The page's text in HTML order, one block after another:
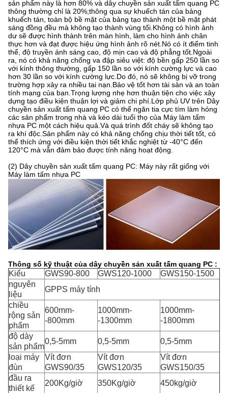
sản phẩm này là hơn 80% và dây chuyền sản xuất tấm quang PC
thông thường chỉ là 20%;thông qua sự khuếch tán của bảng
khuếch tán, toàn bộ bề mặt của bảng tạo thành một bề mặt phát
sáng đồng đều mà không tạo thành vùng tối.Không có hình ảnh
dư sẽ được hình thành trên màn hình, làm cho hình ảnh chân
thực hơn và đạt được hiệu ứng hình ảnh rõ nét.Nó có ít điểm tinh
thể, độ truyền ánh sáng cao, độ mịn cao và độ phẳng tốt.Ngoài
ra, nó có khả năng chống va đập siêu việt: độ bền gấp 250 lần so
với kính thông thường, gấp 150 lần so với kính cường lực và cao
hơn 30 lần so với kính cường lực.Do đó, nó sẽ không bị vỡ trong
trường hợp xảy ra nhiều tai nạn.Bảo vệ tốt hơn tài sản và an toàn
tính mạng của bạn.Trọng lượng nhẹ hơn thuận tiện cho việc xây
dựng tạo điều kiện thuận lợi và giảm chi phí.Lớp phủ UV trên Dây
chuyền sản xuất tấm quang PC có thể ngăn tia cực tím làm hỏng
các sản phẩm trong nhà và kéo dài tuổi thọ của Máy làm tấm
nhựa PC một cách hiệu quả .Và quá trình đốt cháy sẽ không tạo
ra khí độc.Sản phẩm này có khả năng chống chịu thời tiết tốt, có
thể thích ứng với điều kiện thời tiết khắc nghiệt từ -40°C đến
120°C mà vẫn đảm bảo được tính năng hoạt động.
(2) Dây chuyền sản xuất tấm quang PC: Máy này rất giống với
Máy làm tấm nhựa PC
Thông số kỹ thuật của dây chuyền sản xuất tấm quang PC :
Kiểu GWS90-800 GWS120-1000
GWS150-1500
nguyên
liệu
GPPS máy tính
chiều
rộng sản
phẩm
600mm-
-800mm
1000mm-
-1300mm
1000mm-
-1800mm
độ dày
sản phẩm
0,5-5mm 0,5-5mm
0,5-5mm
loại máy
đùn
Vít đơn
GWS90/35
Vít đơn
GWS120/35
Vít đơn
GWS150/35
đầu ra
thiết kế
200Kg/giờ 350Kg/giờ 450kg/giờ